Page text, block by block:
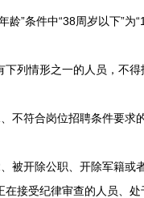
”条件中“38周岁以下”为
情形之一的人员，不得
符合岗位招聘条件要求
开除公职、开除军籍或者
在接受纪律审查的人员、